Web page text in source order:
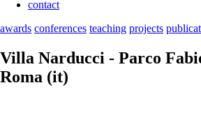
contact
awards conferences teaching projects
Villa Narducci - Parco
Roma (it)